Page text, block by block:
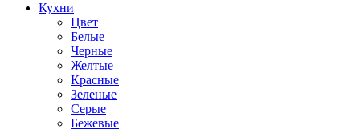
Кухни
Цвет
Белые
Черные
Желтые
Красные
Зеленые
Серые
Бежевые